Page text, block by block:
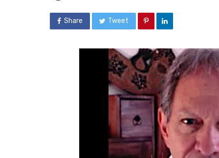
Share Tweet